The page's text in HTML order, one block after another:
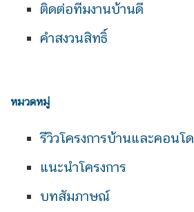
ติดต่อทีมงานบ้านดี
คำสงวนสิทธิ์
หมวดหมู่
รีวิวโครงการบ้านและคอนโด
แนะนำโครงการ
บทสัมภาษณ์